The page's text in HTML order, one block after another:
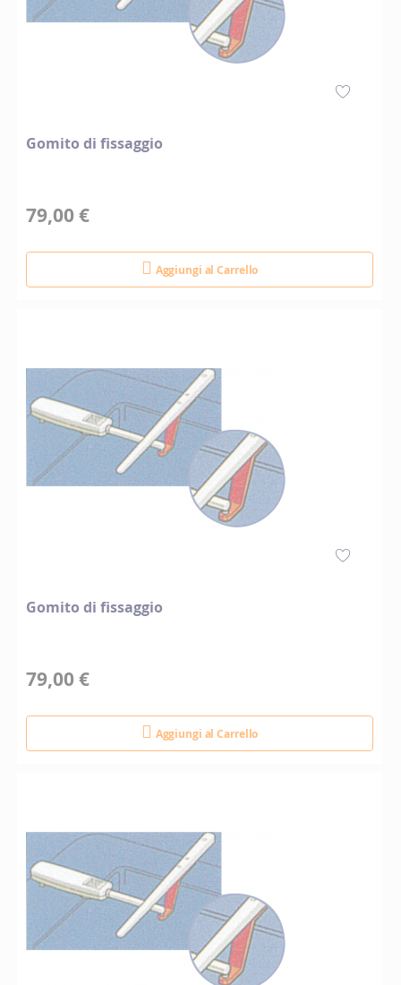
Gomito di fissaggio
79,00 €
Aggiungi al Carrello
Gomito di fissaggio
79,00 €
Aggiungi al Carrello